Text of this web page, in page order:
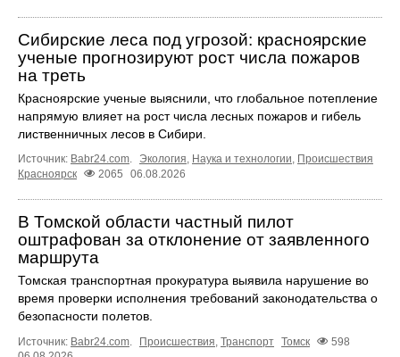
Сибирские леса под угрозой: красноярские
ученые прогнозируют рост числа пожаров
на треть
Красноярские ученые выяснили, что глобальное потепление
напрямую влияет на рост числа лесных пожаров и гибель
лиственничных лесов в Сибири.
Источник: Babr24.com Экология Наука и технологии Происшествия
Красноярск
2065 06.08.2026
В Томской области частный пилот
оштрафован за отклонение от заявленного
маршрута
Томская транспортная прокуратура выявила нарушение во
время проверки исполнения требований законодательства о
безопасности полетов.
Источник: Babr24.com Происшествия Транспорт Томск
598